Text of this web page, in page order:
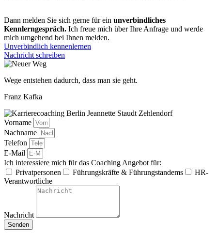
Dann melden Sie sich gerne für ein unverbindliches
Kennlerngespräch. Ich freue mich über Ihre Anfrage und werde
mich umgehend bei Ihnen melden.
Unverbindlich kennenlernen
Nachricht schreiben
Wege entstehen dadurch, dass man sie geht.
Franz Kafka
Vorname
Nachname
Telefon
E-Mail
Ich interessiere mich für das Coaching Angebot für:
Privatpersonen
Führungskräfte & Führungstandems
HR-
Verantwortliche
Nachricht
Senden